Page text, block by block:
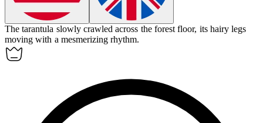
Thetarantula slowly crawled across the forest floor, its hairy legs
moving with a mesmerizing rhythm.